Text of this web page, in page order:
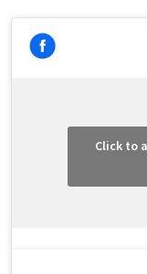
Click to